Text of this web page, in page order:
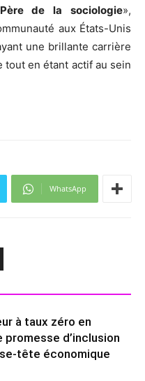
Père de la sociologie»,
aux États-Unis
une brillante carrière
en étant actif au sein
WhatsApp
à taux zéro en
d’inclusion
tête économique